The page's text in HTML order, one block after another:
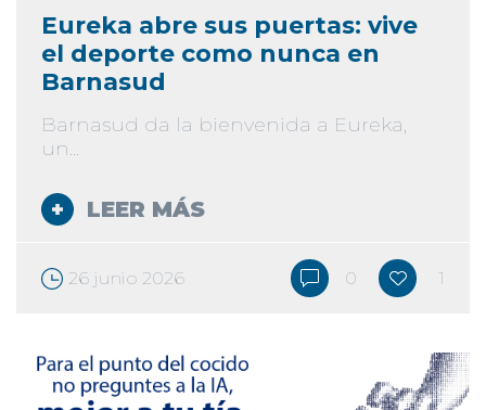
Eureka abre sus puertas: vive
el deporte como nunca en
Barnasud
Barnasud da la bienvenida a Eureka,
un...
LEER MÁS
26 junio 2026 0 1